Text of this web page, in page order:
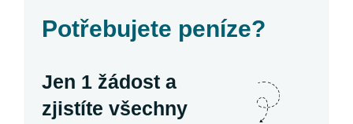
Potřebujete peníze?
Jen 1 žádost a
zjistíte všechny